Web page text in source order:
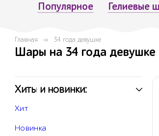
Популярное Гелиевые
Главная 34 года девушке
Шары на 34 года девушке
Хиты и новинки:
Хит
Новинка